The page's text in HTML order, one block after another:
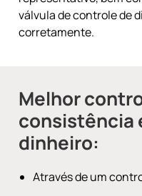
Melhor
consistência
dinheiro:
Através de um
válvula de controle de
corretamente.